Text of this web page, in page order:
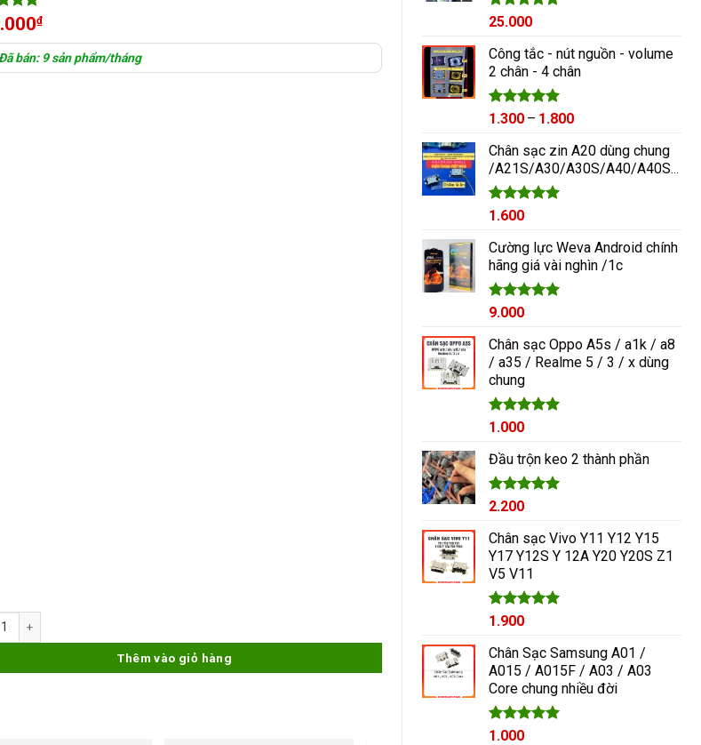
Được xếp
5 sao
25.000
Công tắc - nút nguồn - volume
2 chân - 4 chân
Được xếp
5 sao
1.300 – 1.800Khoảng
từ
1.300₫
Chân sạc zin A20 dùng chung
/A21S/A30/A30S/A40/A40S/A50/A60/A70/M10/M20
Được xếp
5 sao
1.600
Cường lực Weva Android chính
hãng giá vài nghìn /1c
Được xếp
5 sao
9.000
Chân sạc Oppo A5s / a1k / a8
/ a35 / Realme 5 / 3 / x dùng
chung
Được xếp
5 sao
1.000
Đầu trộn keo 2 thành phần
Được xếp
5 sao
2.200
Chân sạc Vivo Y11 Y12 Y15
Y17 Y12S Y 12A Y20 Y20S Z1
V5 V11
Được xếp
5 sao
1.900
Chân Sạc Samsung A01 /
A015 / A015F / A03 / A03
Core chung nhiều đời
Được xếp
Giá
1.000Giá
5
₫
Đã bán: 9 sản phẩm/tháng
Amaoe AFix-A đa năng số lượng
Thêm vào giỏ hàng